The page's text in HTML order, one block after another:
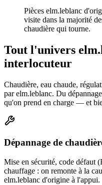
Pièces elm.leblanc
visite dans la majorité
chaudière qui tourne.
Tout l'univers
interlocuteur
Chaudière, eau chaude,
par elm.leblanc. Du
qu'on prend en charge — et
Dépannage de
Mise en sécurité, code défaut
chauffage : on remonte à la
elm.leblanc d'origine à l'appui.